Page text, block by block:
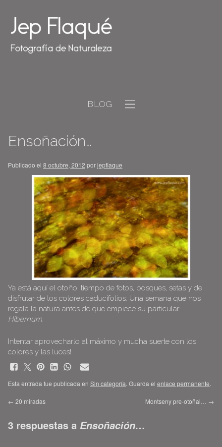
BLOG
Ensoñación…
Publicado el 8 octubre, 2012 porjepflaque
Ya está aquí el otoño: tiempo de fotos, bosques, setas y de
disfrutar de los colores caducifolios. Una semana que nos
regala la natura antes de que empiece su particular
Hibernum.
Intentar aprovecharlo al máximo y mucha suerte con los
colores y las luces!
Esta entrada fue publicada en Sin categoría. Guarda el enlace permanente.
← 20 miradas Montseny pre-otoñal… →
3 respuestas a Ensoñación…